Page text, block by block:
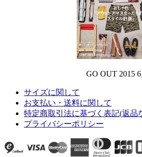
GO OUT 2015
サイズに関して
お支払い・送料に関して
特定商取引法に基づく表記(返品
プライバシーポリシー